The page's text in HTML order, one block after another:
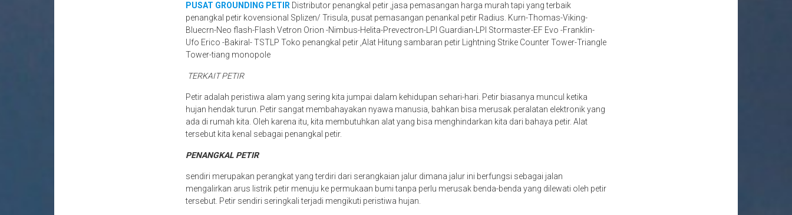
PUSAT GROUNDING PETIR Distributor penangkal petir ,jasa pemasangan harga murah tapi yang terbaik
penangkal petir kovensional Splizen/ Trisula, pusat pemasangan penankal petir Radius. Kurn-Thomas-Viking-
Bluecrn-Neo flash-Flash Vetron Orion -Nimbus-Helita-Prevectron-LPI Guardian-LPI Stormaster-EF Evo -Franklin-
Ufo Erico -Bakiral- TSTLP Toko penangkal petir ,Alat Hitung sambaran petir Lightning Strike Counter Tower-Triangle
Tower-tiang monopole
TERKAIT PETIR
Petir adalah peristiwa alam yang sering kita jumpai dalam kehidupan sehari-hari. Petir biasanya muncul ketika
hujan hendak turun. Petir sangat membahayakan nyawa manusia, bahkan bisa merusak peralatan elektronik yang
ada di rumah kita. Oleh karena itu, kita membutuhkan alat yang bisa menghindarkan kita dari bahaya petir. Alat
tersebut kita kenal sebagai penangkal petir.
PENANGKAL PETIR
sendiri merupakan perangkat yang terdiri dari serangkaian jalur dimana jalur ini berfungsi sebagai jalan
mengalirkan arus listrik petir menuju ke permukaan bumi tanpa perlu merusak benda-benda yang dilewati oleh petir
tersebut. Petir sendiri seringkali terjadi mengikuti peristiwa hujan.